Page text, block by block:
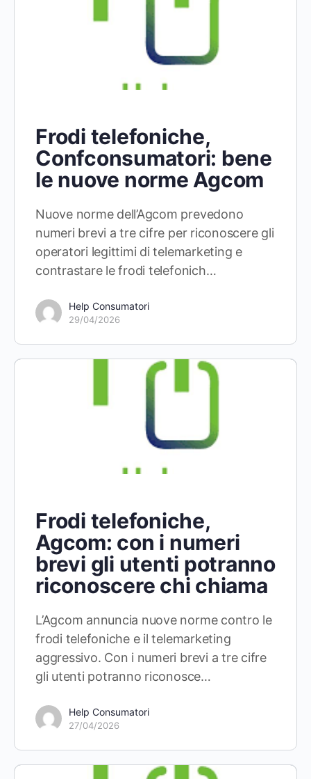
Frodi telefoniche,
Confconsumatori: bene
le nuove norme Agcom
Nuove norme dell’Agcom prevedono
numeri brevi a tre cifre per riconoscere gli
operatori legittimi di telemarketing e
contrastare le frodi telefonich…
Help Consumatori
29/04/2026
Frodi telefoniche,
Agcom: con i numeri
brevi gli utenti potranno
riconoscere chi chiama
L’Agcom annuncia nuove norme contro le
frodi telefoniche e il telemarketing
aggressivo. Con i numeri brevi a tre cifre
gli utenti potranno riconosce…
Help Consumatori
27/04/2026